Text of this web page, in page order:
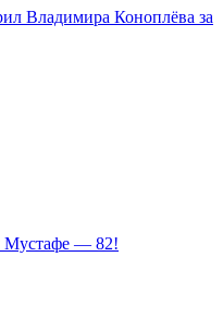
Владимира Коноплёва за
Мустафе — 82!